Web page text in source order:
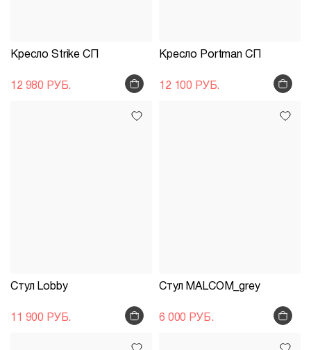
Кресло Strike СП
12 980 РУБ.
Кресло Portman СП
12 100 РУБ.
Стул Lobby
11 900 РУБ.
Стул MALCOM_grey
6 000 РУБ.